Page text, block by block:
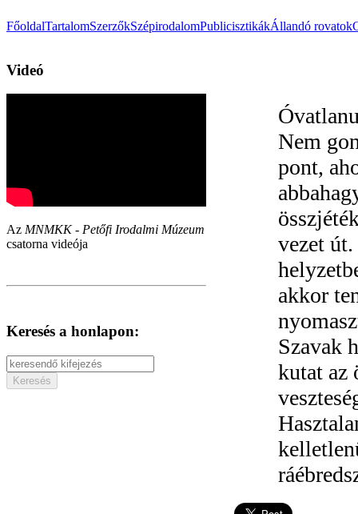
FőoldalTartalomSzerzőkSzépirodalomPublicisztikákÁllandó rovatok
Videó
Az MNMKK - Petőfi Irodalmi Múzeum
csatorna videója
Keresés a honlapon:
Nem
pont,
vezet
akkor
Szavak
kutat az